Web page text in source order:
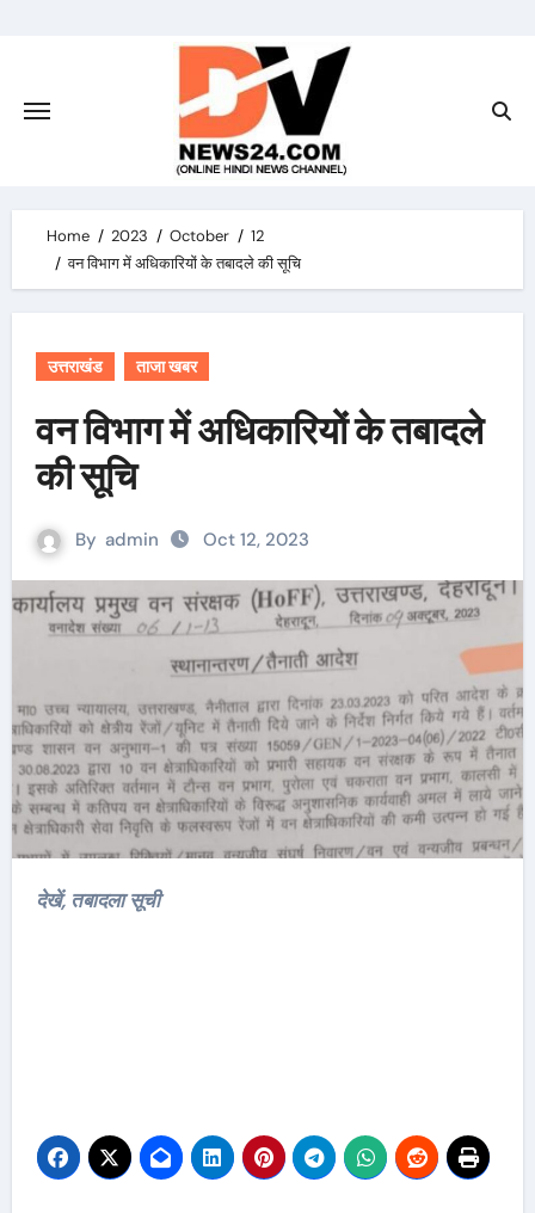
Home 2023 October
12
वन विभाग में अधिकारियों के तबादले की सूचि
उत्तराखंड ताजा खबर
वन विभाग में अधिकारियों के तबादले
की सूचि
By admin Oct 12, 2023
देखें, तबादला सूची